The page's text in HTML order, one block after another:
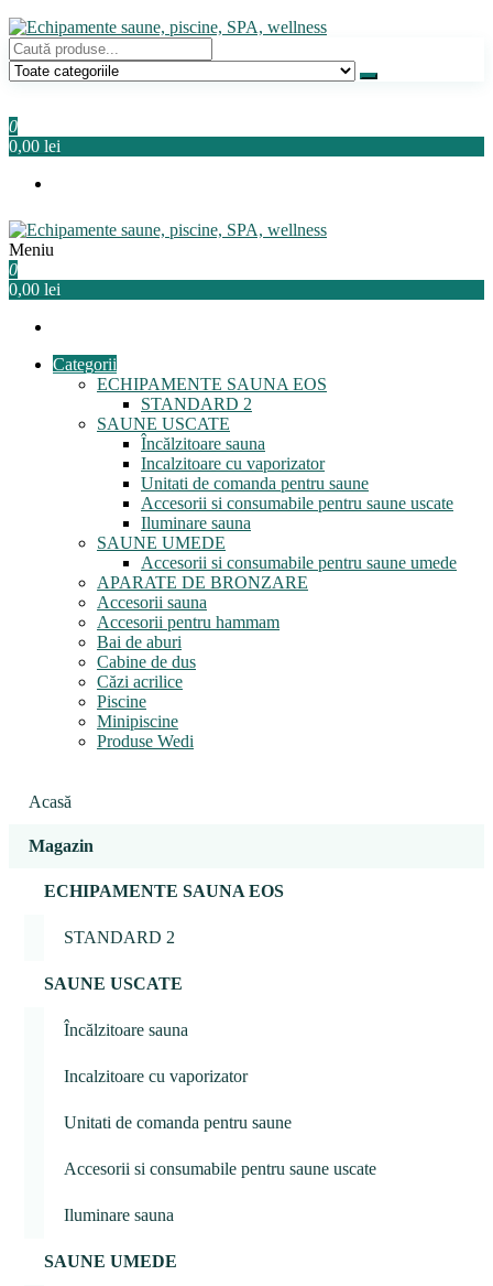
Sari
la
conținut
Echipamente saune, piscine, SPA, wellness
Relaxeaza-te!
0
0,00 lei
Echipamente saune, piscine, SPA, wellness
Relaxeaza-te!
Meniu
0
0,00 lei
Categorii
ECHIPAMENTE SAUNA EOS
STANDARD 2
SAUNE USCATE
Încălzitoare sauna
Incalzitoare cu vaporizator
Unitati de comanda pentru saune
Accesorii si consumabile pentru saune uscate
Iluminare sauna
SAUNE UMEDE
Accesorii si consumabile pentru saune umede
APARATE DE BRONZARE
Accesorii sauna
Accesorii pentru hammam
Bai de aburi
Cabine de dus
Căzi acrilice
Piscine
Minipiscine
Produse Wedi
Acasă
Magazin
ECHIPAMENTE SAUNA EOS
STANDARD 2
SAUNE USCATE
Încălzitoare sauna
Incalzitoare cu vaporizator
Unitati de comanda pentru saune
Accesorii si consumabile pentru saune uscate
Iluminare sauna
SAUNE UMEDE